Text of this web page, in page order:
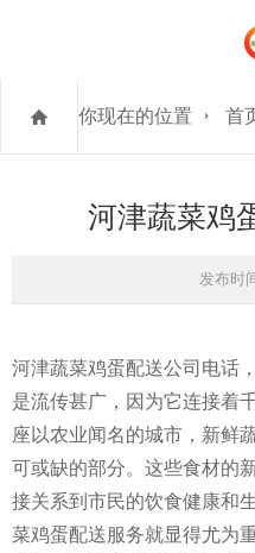
你现在的位置 首
河津蔬菜鸡
发布时
河津蔬菜鸡蛋配送公司电话
是流传甚广，因为它连接着
座以农业闻名的城市，新鲜
可或缺的部分。这些食材的
接关系到市民的饮食健康和
菜鸡蛋配送服务就显得尤为